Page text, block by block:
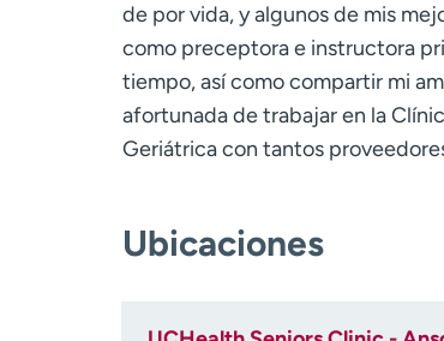
de por vida, y algunos de mis
como preceptora e instructora
tiempo, así como compartir mi
afortunada de trabajar en la
Geriátrica con tantos
Ubicaciones